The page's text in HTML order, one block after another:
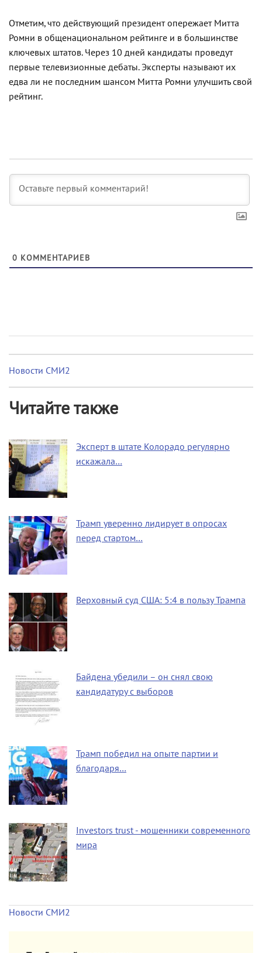
Отметим, что действующий президент опережает Митта
Ромни в общенациональном рейтинге и в большинстве
ключевых штатов. Через 10 дней кандидаты проведут
первые телевизионные дебаты. Эксперты называют их
едва ли не последним шансом Митта Ромни улучшить свой
рейтинг.
0 КОММЕНТАРИЕВ
Новости СМИ2
Читайте также
Эксперт в штате Колорадо регулярно
искажала…
Трамп уверенно лидирует в опросах
перед стартом…
Верховный суд США: 5:4 в пользу Трампа
Байдена убедили – он снял свою
кандидатуру с выборов
Трамп победил на опыте партии и
благодаря…
Investors trust - мошенники современного
мира
Новости СМИ2